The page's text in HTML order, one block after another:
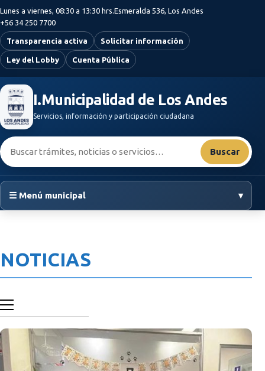
Saltar al contenido principal
Lunes a viernes, 08:30 a 13:30 hrs.Esmeralda 536, Los Andes
+56 34 250 7700
Transparencia activa Solicitar información
Ley del Lobby Cuenta Pública
I.Municipalidad de Los Andes
Servicios, información y participación ciudadana
Buscar:
Buscar
☰ Menú municipal ▾
NOTICIAS